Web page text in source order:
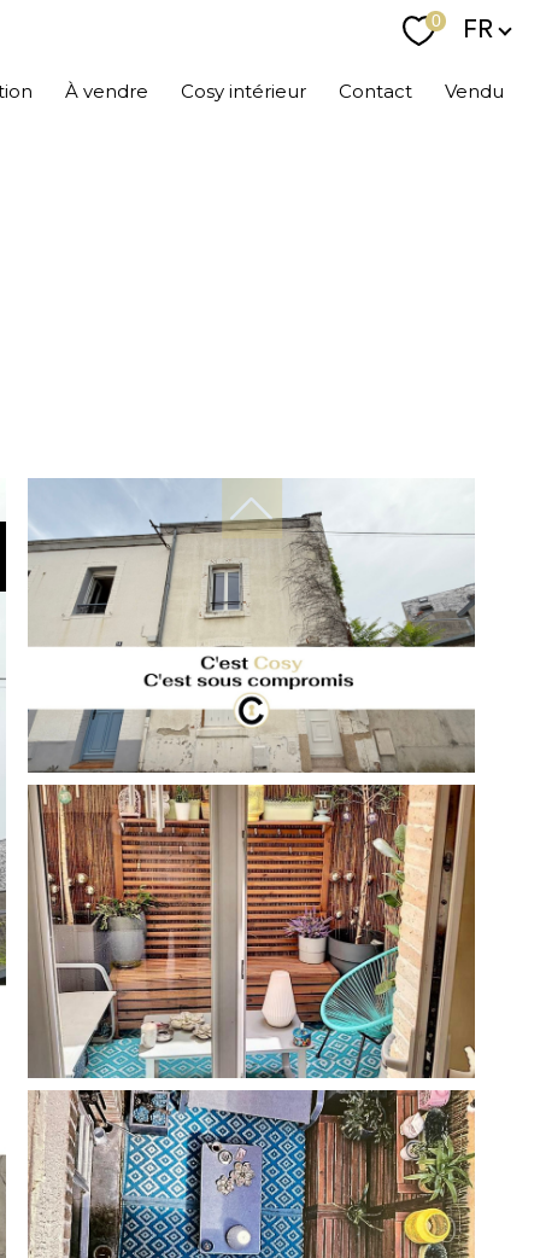
0 FR
À vendre Cosy intérieur Contact Vendu